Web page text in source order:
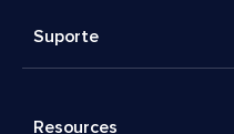
Suporte
Resources